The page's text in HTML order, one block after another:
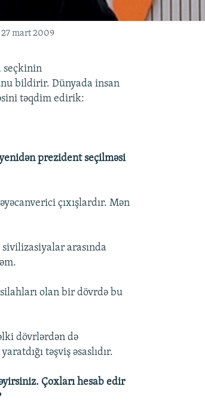
mart 2009
seçkinin
bildirir. Dünyada insan
təqdim edirik:
prezident seçilməsi
çıxışlardır. Mən
arasında
olan bir dövrdə bu
dövrlərdən də
təşviş əsaslıdır.
Çoxları hesab edir